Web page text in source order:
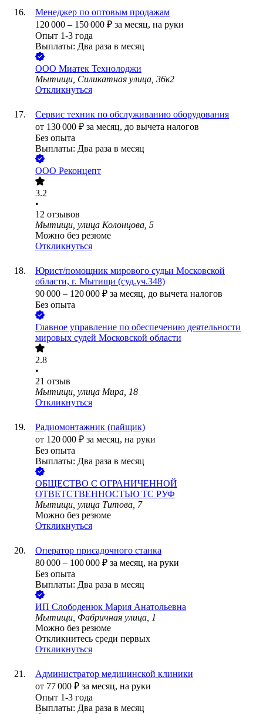
Менеджер по оптовым продажам
120 000 – 150 000 ₽ за месяц, на руки
Опыт 1-3 года
Выплаты: Два раза в месяц
ООО Миатек Технолоджи
Мытищи, Силикатная улица, 36к2
Откликнуться
Сервис техник по обслуживанию оборудования
от 130 000 ₽ за месяц, до вычета налогов
Без опыта
Выплаты: Два раза в месяц
ООО Реконцепт
3.2
•
12 отзывов
Мытищи, улица Колонцова, 5
Можно без резюме
Откликнуться
Юрист/помощник мирового судьи Московской
области, г. Мытищи (суд.уч.348)
90 000 – 120 000 ₽ за месяц, до вычета налогов
Без опыта
Главное управление по обеспечению деятельности
мировых судей Московской области
2.8
•
21 отзыв
Мытищи, улица Мира, 18
Откликнуться
Радиомонтажник (пайщик)
от 120 000 ₽ за месяц, на руки
Без опыта
Выплаты: Два раза в месяц
ОБЩЕСТВО С ОГРАНИЧЕННОЙ
ОТВЕТСТВЕННОСТЬЮ ТС РУФ
Мытищи, улица Титова, 7
Можно без резюме
Откликнуться
Оператор присадочного станка
80 000 – 100 000 ₽ за месяц, на руки
Без опыта
Выплаты: Два раза в месяц
ИП Слободенюк Мария Анатольевна
Мытищи, Фабричная улица, 1
Можно без резюме
Откликнитесь среди первых
Откликнуться
Администратор медицинской клиники
от 77 000 ₽ за месяц, на руки
Опыт 1-3 года
Выплаты: Два раза в месяц